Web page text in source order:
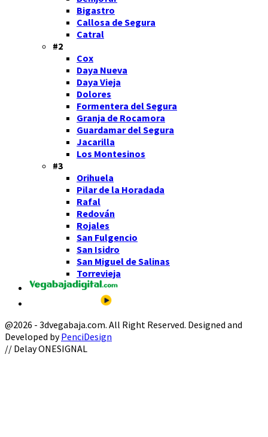
Bigastro
Callosa de Segura
Catral
#2
Cox
Daya Nueva
Daya Vieja
Dolores
Formentera del Segura
Granja de Rocamora
Guardamar del Segura
Jacarilla
Los Montesinos
#3
Orihuela
Pilar de la Horadada
Rafal
Redován
Rojales
San Fulgencio
San Isidro
San Miguel de Salinas
Torrevieja
@2026 - 3dvegabaja.com. All Right Reserved. Designed and
Developed byPenciDesign
Facebook
Twitter
Instagram
Youtube
Email
// Delay ONESIGNAL